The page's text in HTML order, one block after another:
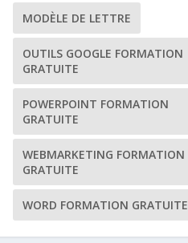
MODÈLE DE LETTRE
OUTILS GOOGLE FORMATION
GRATUITE
POWERPOINT FORMATION
GRATUITE
WEBMARKETING FORMATION
GRATUITE
WORD FORMATION GRATUITE